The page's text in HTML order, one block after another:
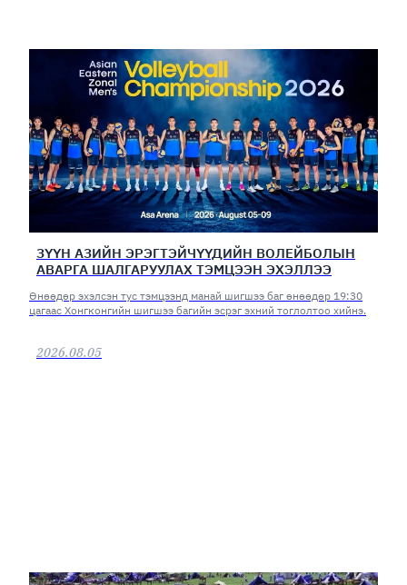
ЗҮҮН АЗИЙН ЭРЭГТЭЙЧҮҮДИЙН ВОЛЕЙБОЛЫН
АВАРГА ШАЛГАРУУЛАХ ТЭМЦЭЭН ЭХЭЛЛЭЭ
Өнөөдөр эхэлсэн тус тэмцээнд манай шигшээ баг өнөөдөр 19:30
цагаас Хонгконгийн шигшээ багийн эсрэг эхний тоглолтоо хийнэ.
2026.08.05